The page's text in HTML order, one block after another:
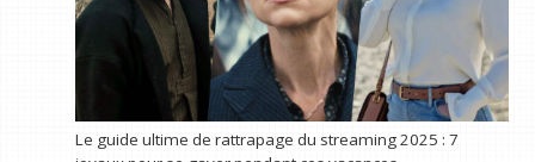
Le guide ultime de rattrapage du streaming 2025 : 7